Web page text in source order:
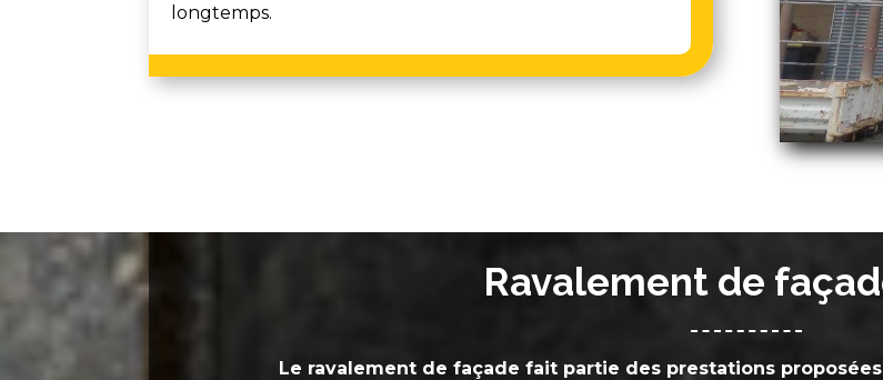
longtemps.
Ravalement de
Le ravalement de façade fait partie des prestations